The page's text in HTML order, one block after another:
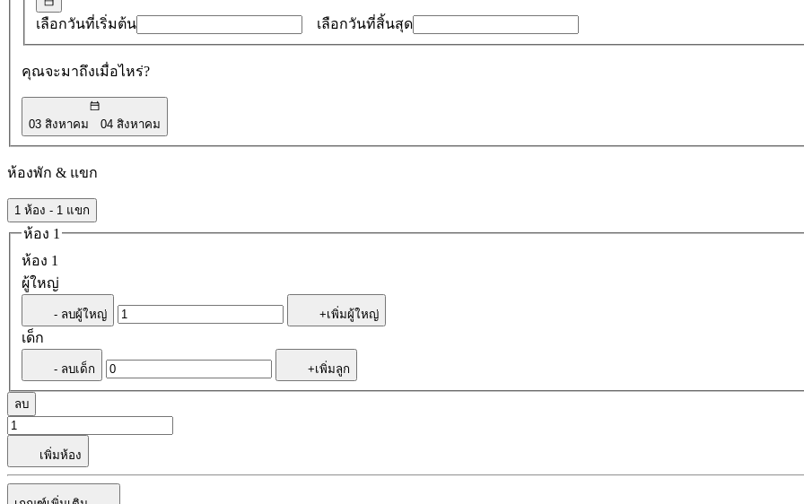
เลือกวันที่เริ่มต้น เลือกวันที่สิ้นสุด
คุณจะมาถึงเมื่อไหร่?
03 สิงหาคม 04 สิงหาคม
ห้องพัก & แขก
1 ห้อง - 1 แขก
ห้อง 1
ห้อง 1
ผู้ใหญ่
- ลบผู้ใหญ่ +เพิ่มผู้ใหญ่
เด็ก
- ลบเด็ก +เพิ่มลูก
ลบ
เพิ่มห้อง